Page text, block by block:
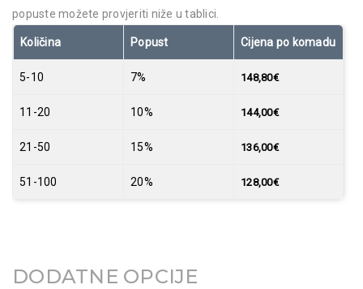
popuste možete provjeriti niže u tablici.
Količina Popust Cijena po komadu
5-10 7% 148,80€
11-20 10% 144,00€
21-50 15% 136,00€
51-100 20% 128,00€
DODATNE OPCIJE